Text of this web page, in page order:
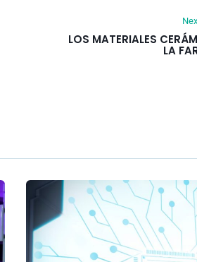
LOS MATERIALES
LA